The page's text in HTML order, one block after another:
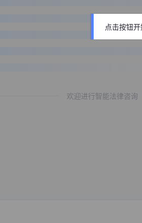
欢迎进行智能法律咨询
点击按钮